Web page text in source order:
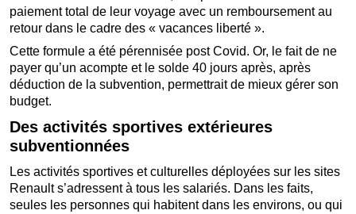
paiement total de leur voyage avec un remboursement au
retour dans le cadre des « vacances liberté ».
Cette formule a été pérennisée post Covid. Or, le fait de ne
payer qu’un acompte et le solde 40 jours après, après
déduction de la subvention, permettrait de mieux gérer son
budget.
Des activités sportives extérieures
subventionnées
Les activités sportives et culturelles déployées sur les sites
Renault s’adressent à tous les salariés. Dans les faits,
seules les personnes qui habitent dans les environs, ou qui